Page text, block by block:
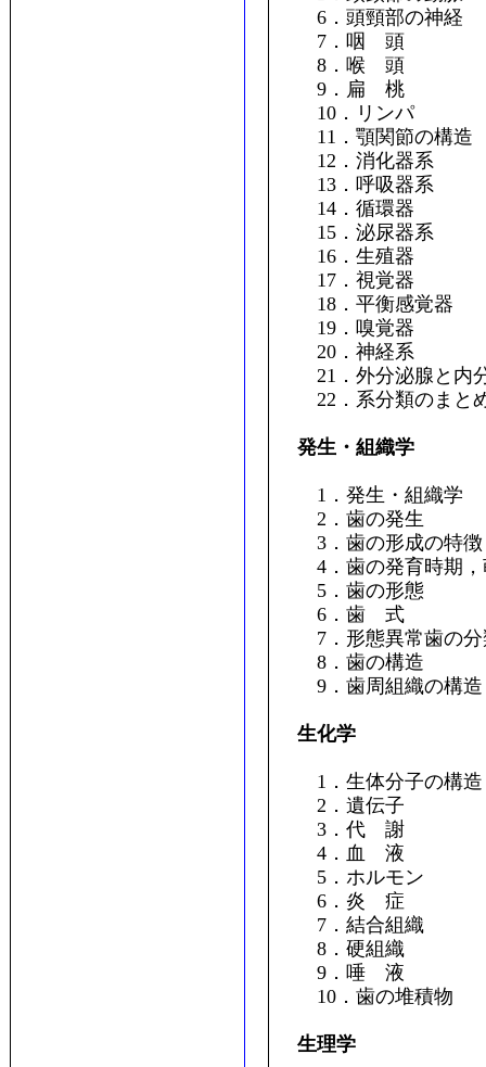
6．頭頸部の神経
7．咽 頭
8．喉 頭
9．扁 桃
10．リンパ
11．顎関節の構造
12．消化器系
13．呼吸器系
14．循環器
15．泌尿器系
16．生殖器
17．視覚器
18．平衡感覚器
19．嗅覚器
20．神経系
21．外分泌腺と内
22．系分類のまと
発生・組織学
1．発生・組織学
2．歯の発生
3．歯の形成の特徴
4．歯の発育時期，
5．歯の形態
6．歯 式
7．形態異常歯の分
8．歯の構造
9．歯周組織の構造
生化学
1．生体分子の構造
2．遺伝子
3．代 謝
4．血 液
5．ホルモン
6．炎 症
7．結合組織
8．硬組織
9．唾 液
10．歯の堆積物
生理学